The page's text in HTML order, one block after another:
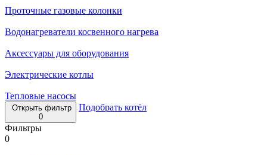
Проточные газовые колонки
Водонагреватели косвенного нагрева
Аксессуары для оборудования
Электрические котлы
Тепловые насосы
Открыть фильтр
0
Подобрать котёл
Фильтры
0